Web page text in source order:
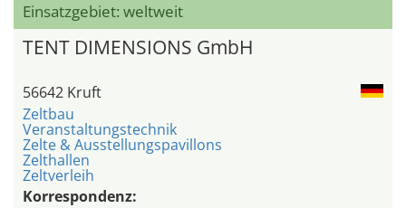
Einsatzgebiet: weltweit
TENT DIMENSIONS GmbH
56642 Kruft
Zeltbau
Veranstaltungstechnik
Zelte & Ausstellungspavillons
Zelthallen
Zeltverleih
Korrespondenz: